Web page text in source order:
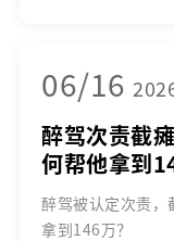
06/16
醉驾次责截
何帮他拿到
醉驾被认定次责，
拿到146万？